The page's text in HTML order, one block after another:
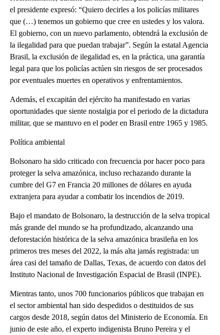
el presidente expresó: “Quiero decirles a los policías militares
que (…) tenemos un gobierno que cree en ustedes y los valora.
El gobierno, con un nuevo parlamento, obtendrá la exclusión de
la ilegalidad para que puedan trabajar”. Según la estatal Agencia
Brasil, la exclusión de ilegalidad es, en la práctica, una garantía
legal para que los policías actúen sin riesgos de ser procesados ​​
por eventuales muertes en operativos y enfrentamientos.
Además, el excapitán del ejército ha manifestado en varias
oportunidades que siente nostalgia por el periodo de la dictadura
militar, que se mantuvo en el poder en Brasil entre 1965 y 1985.
Política ambiental
Bolsonaro ha sido criticado con frecuencia por hacer poco para
proteger la selva amazónica, incluso rechazando durante la
cumbre del G7 en Francia 20 millones de dólares en ayuda
extranjera para ayudar a combatir los incendios de 2019.
Bajo el mandato de Bolsonaro, la destrucción de la selva tropical
más grande del mundo se ha profundizado, alcanzando una
deforestación histórica de la selva amazónica brasileña en los
primeros tres meses del 2022, la más alta jamás registrada: un
área casi del tamaño de Dallas, Texas, de acuerdo con datos del
Instituto Nacional de Investigación Espacial de Brasil (INPE).
Mientras tanto, unos 700 funcionarios públicos que trabajan en
el sector ambiental han sido despedidos o destituidos de sus
cargos desde 2018, según datos del Ministerio de Economía. En
junio de este año, el experto indigenista Bruno Pereira y el